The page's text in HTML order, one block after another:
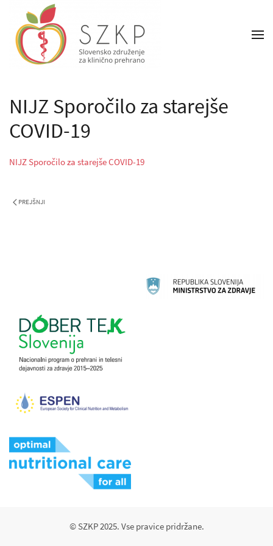
NIJZ Sporočilo za starejše
COVID-19
NIJZ Sporočilo za starejše COVID-19
PREJŠNJI
© SZKP 2025. Vse pravice pridržane.